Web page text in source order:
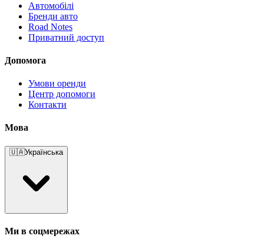
Автомобілі
Бренди авто
Road Notes
Приватний доступ
Допомога
Умови оренди
Центр допомоги
Контакти
Мова
🇺🇦Українська
Ми в соцмережах